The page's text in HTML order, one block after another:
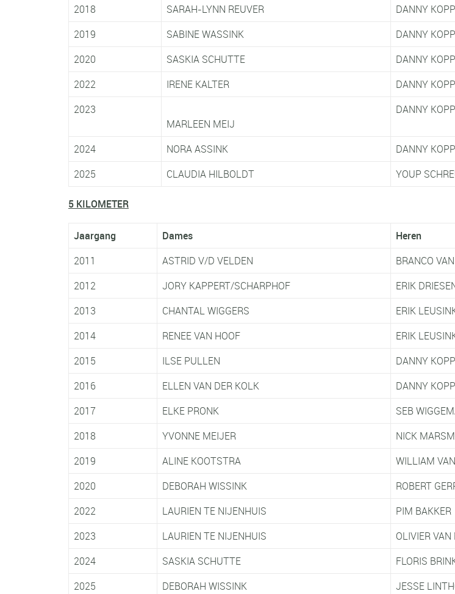
2018
SARAH-LYNN REUVER
DANNY
2019
SABINE WASSINK
DANNY
2020
SASKIA SCHUTTE
DANNY
2022
IRENE KALTER
DANNY
2023
MARLEEN MEIJ
DANNY
2024 NORA ASSINK
DANNY
2025
CLAUDIA HILBOLDT YOUP
5 KILOMETER
Jaargang Dames
Heren
2011
ASTRID V/D VELDEN
BRANCO
2012
JORY KAPPERT/SCHARPHOF
ERIK
2013
CHANTAL WIGGERS
ERIK
2014
RENEE VAN HOOF
ERIK
2015
ILSE PULLEN
DANNY
2016
ELLEN VAN DER KOLK
DANNY
2017
ELKE PRONK
SEB
2018
YVONNE MEIJER
NICK
2019
ALINE KOOTSTRA
WILLIAM
2020
DEBORAH WISSINK
ROBERT
2022
LAURIEN TE NIJENHUIS
PIM BAKKER
2023
LAURIEN TE NIJENHUIS
OLIVIER VAN
2024
SASKIA SCHUTTE
FLORIS
2025
DEBORAH WISSINK JESSE